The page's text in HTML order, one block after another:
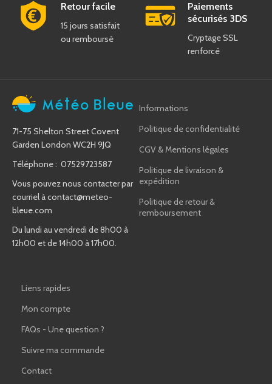
Retour facile
15 jours satisfait
ou remboursé
Paiements
sécurisés 3DS
Cryptage SSL
renforcé
71-75 Shelton Street Covent
Garden London WC2H 9JQ
Téléphone : 07529723587
Vous pouvez nous contacter par
courriel àcontact@meteo-
bleue.com
Du lundi au vendredi de 8h00 à
12h00 et de 14h00 à 17h00.
Informations
Politique de confidentialité
CGV & Mentions légales
Politique de livraison &
expédition
Politique de retour &
remboursement
Liens rapides
Mon compte
FAQs - Une question ?
Suivre ma commande
Contact